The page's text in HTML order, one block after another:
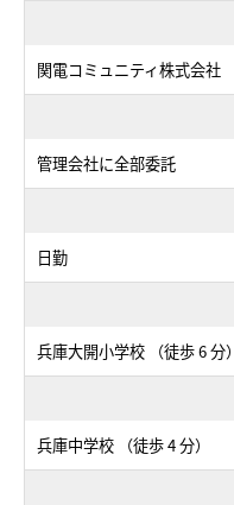
関電コミュニティ株式会社
管理会社に全部委託
日勤
兵庫大開小学校 （徒歩 6 分）
兵庫中学校 （徒歩 4 分）